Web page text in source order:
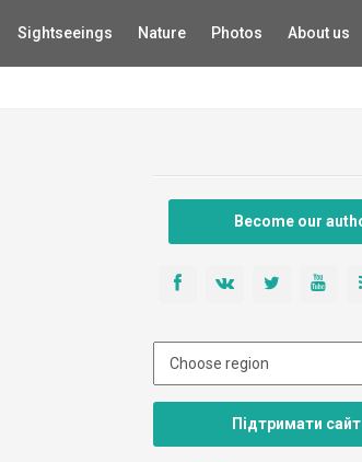
Sightseeings Nature Photos About us
Become our
Підтримати сайт